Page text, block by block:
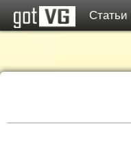
Статьи